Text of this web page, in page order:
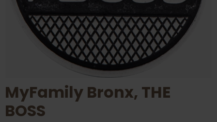
MyFamily Bronx, THE
BOSS